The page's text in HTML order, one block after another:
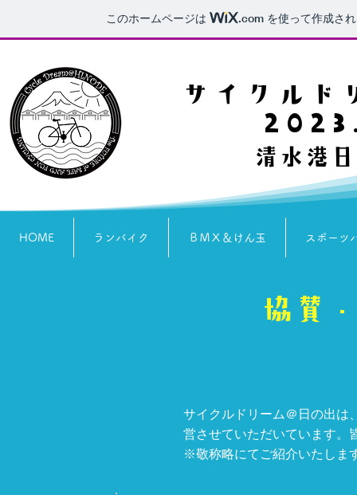
このホームページは .com を使って作成さ
清水港
サイクルド
HOME ランバイク ＢＭＸ＆けん玉 スポーツ
協賛
サイクルドリーム＠日の出は
営させていただいています。
​※敬称略にてご紹介いたしま